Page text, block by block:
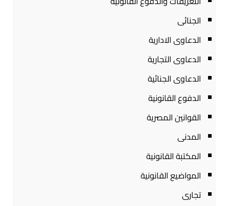
الجنائى
الدعاوى الادارية
الدعاوى التجارية
الدعاوى الجنائية
الدفوع القانونية
القوانين المصرية
المدنى
المكتبة القانونية
المواضيع القانونية
تجارى